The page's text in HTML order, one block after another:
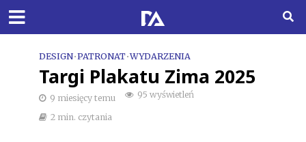
DESIGN•PATRONAT•WYDARZENIA
Targi Plakatu Zima 2025
9 miesięcy temu 95 wyświetleń
2 min. czytania